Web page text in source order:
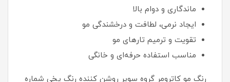
ماندگاری و دوام بالا
ایجاد نرمی، لطافت و درخشندگی مو
تقویت و ترمیم تارهای مو
مناسب استفاده حرفه‌ای و خانگی
رنگ مو کاترومر گروه سوپر روشن‌ کننده رنگ یخی شماره